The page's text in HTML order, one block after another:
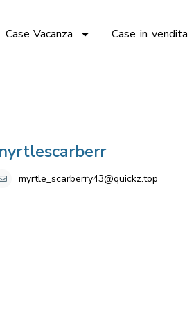
Case Vacanza Case in vendita
myrtle_scarberry43@quickz.top